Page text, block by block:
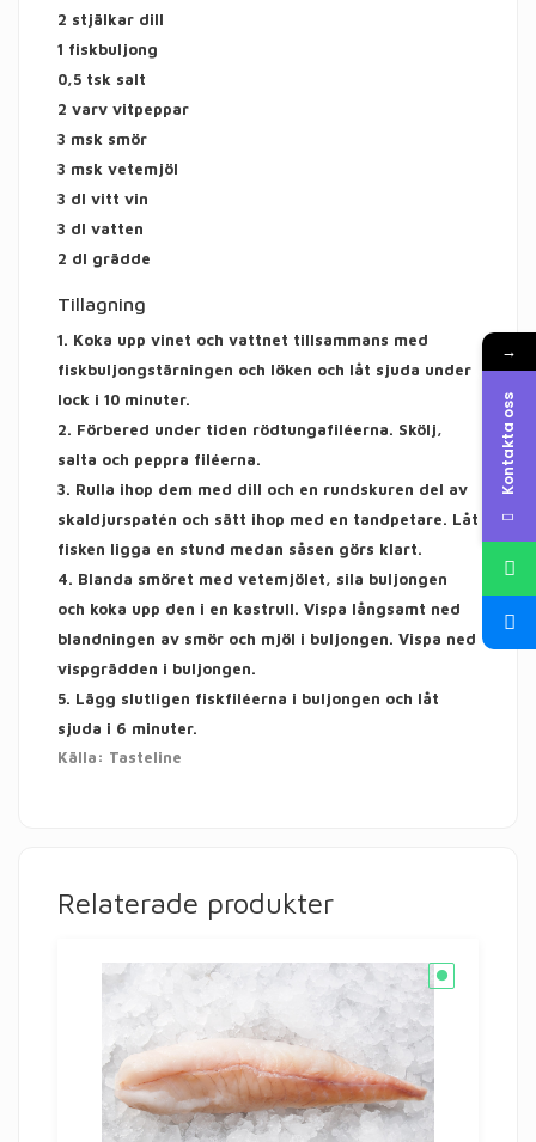
2 stjälkar dill
1 fiskbuljong
0,5 tsk salt
2 varv vitpeppar
3 msk smör
3 msk vetemjöl
3 dl vitt vin
3 dl vatten
2 dl grädde
Tillagning
1. Koka upp vinet och vattnet tillsammans med
fiskbuljongstärningen och löken och låt sjuda under
lock i 10 minuter.
2. Förbered under tiden rödtungafiléerna. Skölj,
salta och peppra filéerna.
3. Rulla ihop dem med dill och en rundskuren del av
skaldjurspatén och sätt ihop med en tandpetare. Låt
fisken ligga en stund medan såsen görs klart.
4. Blanda smöret med vetemjölet, sila buljongen
och koka upp den i en kastrull. Vispa långsamt ned
blandningen av smör och mjöl i buljongen. Vispa ned
vispgrädden i buljongen.
5. Lägg slutligen fiskfiléerna i buljongen och låt
sjuda i 6 minuter.
Källa: Tasteline
Relaterade produkter
→
Kontakta oss